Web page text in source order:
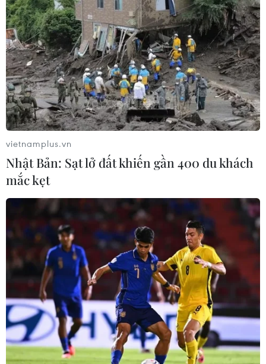
TIN CÙNG CHUYÊN MỤC
Thông cáo đặc biệt của Ban Chấp
vietnamplus.vn
Nhật Bản: Sạt lở đất khiến gần 400 du khách
mắc kẹt